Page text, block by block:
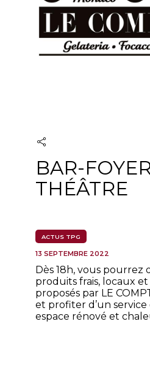
BAR-
THÉÂTRE
ACTUS TPG
13 SEPTEMBRE 2022
Dès 18h, vous pourrez
produits frais, locaux et
proposés par LE
et profiter d’un
espace rénové et